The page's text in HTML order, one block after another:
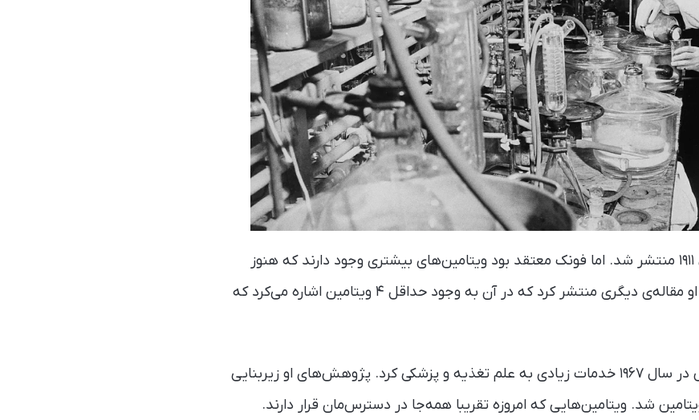
نخستین مقاله علمی او سال ۱۹۱۱ منتشر شد. اما فونک معتقد بود ویتامین‌های بیشتری وجود دارند که هنوز
کشف نشده‌اند. در سال ۱۹۱۲ او مقاله‌ی دیگری منتشر کرد که در آن به وجود حداقل ۴ ویتامین اشاره می‌کرد که
کاسیمیر فونک تا زمان مرگش در سال ۱۹۶۷ خدمات زیادی به علم تغذیه و پزشکی کرد. پژوهش‌های او زیربنایی